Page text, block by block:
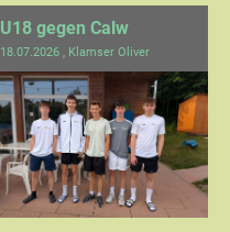
U18 gegen Calw
18.07.2026 , Klamser Oliver